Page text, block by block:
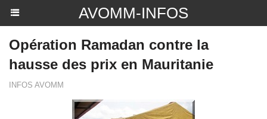
AVOMM-INFOS
Opération Ramadan contre la
hausse des prix en Mauritanie
INFOS AVOMM